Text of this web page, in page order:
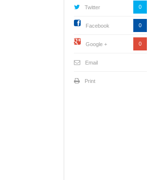
Twitter 0
Facebook 0
Google + 0
Email
Print